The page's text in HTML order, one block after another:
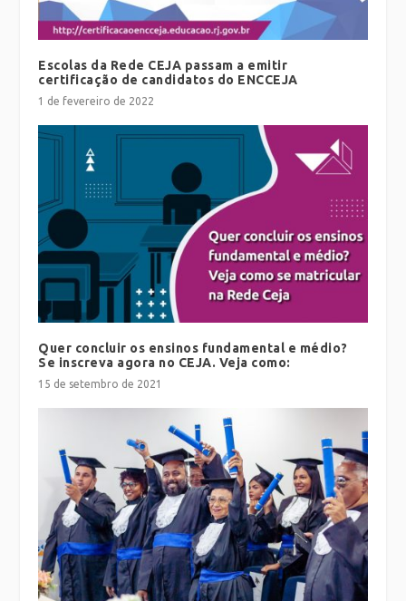
Escolas da Rede CEJA passam a emitir
certificação de candidatos do ENCCEJA
1 de fevereiro de 2022
Quer concluir os ensinos fundamental e médio?
Se inscreva agora no CEJA. Veja como:
15 de setembro de 2021